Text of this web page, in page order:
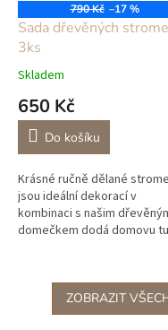
790 Kč –17 %
Sada dřevěných
3ks
Skladem
650 Kč
Do košíku
Krásné ručně dělané
jsou ideální dekorací v
kombinaci s našim
domečkem dodá domovu tu
výškách,...
ZOBRAZIT